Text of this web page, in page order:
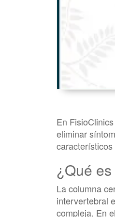
En
eliminar
¿Qué
La columna
intervertebral
compleja. En